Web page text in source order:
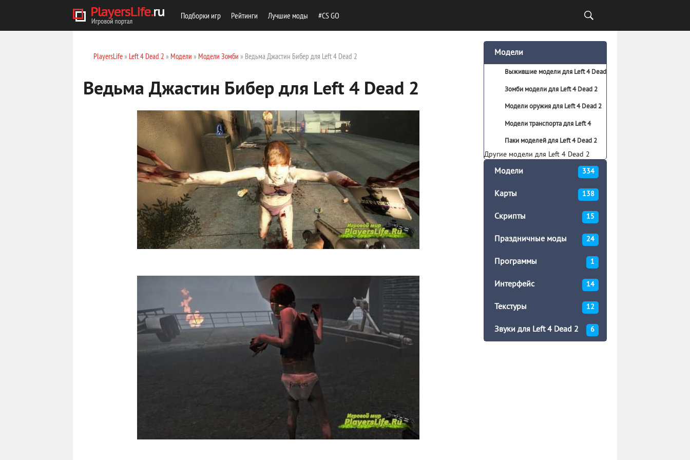
Подборки игр Рейтинги Лучшие моды #CS GO
PlayersLife» Left 4 Dead 2 » Модели » Модели Зомби » Ведьма Джастин Бибер для Left 4 Dead 2
Ведьма Джастин Бибер для Left 4 Dead 2
Модели
Выжившие модели для Left 4 Dead
Зомби модели для Left 4 Dead 2
Модели оружия для Left 4 Dead 2
Модели транспорта для Left 4
Паки моделей для Left 4 Dead 2
Другие модели для Left 4 Dead 2
Модели 334
Карты 138
Скрипты 15
Праздничные моды 24
Программы 1
Интерфейс 14
Текстуры 12
Звуки для Left 4 Dead 2 6